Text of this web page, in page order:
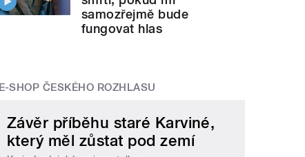
samozřejmě bude
fungovat hlas
E-SHOP ČESKÉHO ROZHLASU
Závěr příběhu staré Karviné,
který měl zůstat pod zemí